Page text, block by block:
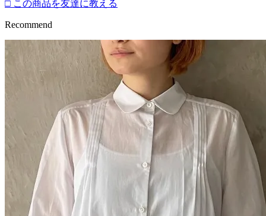
□ この商品を友達に教える
Recommend